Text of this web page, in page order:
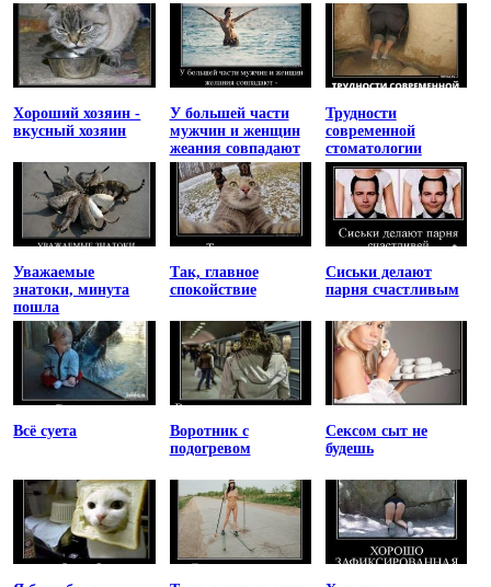
Хороший хозяин -
вкусный хозяин
У большей части
мужчин и женщин
жеания совпадают
Трудности
современной
стоматологии
Уважаемые
знатоки, минута
пошла
Так, главное
спокойствие
Сиськи делают
парня счастливым
Всё суета
Воротник с
подогревом
Сексом сыт не
будешь